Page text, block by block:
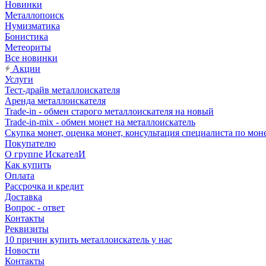
Новинки
Металлопоиск
Нумизматика
Бонистика
Метеориты
Все новинки
Акции
Услуги
Тест-драйв металлоискателя
Аренда металлоискателя
Trade-in - обмен старого металлоискателя на новый
Trade-in-mix - обмен монет на металлоискатель
Скупка монет, оценка монет, консультация специалиста по
Покупателю
О группе ИскателИ
Как купить
Оплата
Рассрочка и кредит
Доставка
Вопрос - ответ
Контакты
Реквизиты
10 причин купить металлоискатель у нас
Новости
Контакты